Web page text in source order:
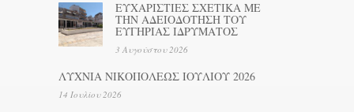
ΕΥΧΑΡΙΣΤΙΕΣ ΣΧΕΤΙΚΑ ΜΕ
ΤΗΝ ΑΔΕΙΟΔΟΤΗΣΗ ΤΟΥ
ΕΥΓΗΡΙΑΣ ΙΔΡΥΜΑΤΟΣ
3 Αυγούστου 2026
ΛΥΧΝΙΑ ΝΙΚΟΠΟΛΕΩΣ ΙΟΥΛΙΟΥ 2026
14 Ιουλίου 2026